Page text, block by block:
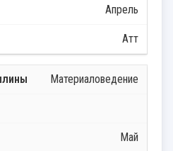
Апрель
Атт
Материаловедение
Май